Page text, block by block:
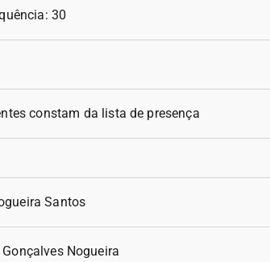
30
constam da lista de presença
Santos
Nogueira